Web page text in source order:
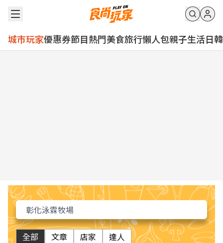
城市玩家優惠券節目熱門美食旅行懶人包親子生活日韓
全部 文章 店家 達人